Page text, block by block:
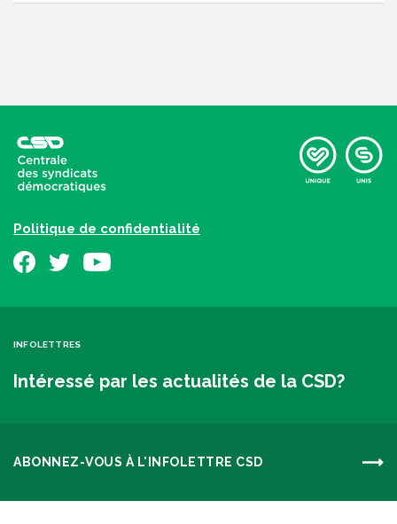
Politique de confidentialité
INFOLETTRES
Intéressé par les actualités de la CSD?
ABONNEZ-VOUS À L'INFOLETTRE CSD